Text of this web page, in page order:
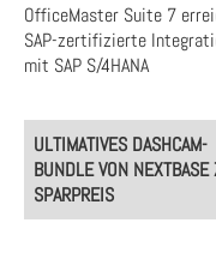
OfficeMaster Suite 7
SAP-zertifizierte
mit SAP S/4HANA
Post
navigation
ULTIMATIVES DASHCAM-
BUNDLE VON NEXTBASE
SPARPREIS